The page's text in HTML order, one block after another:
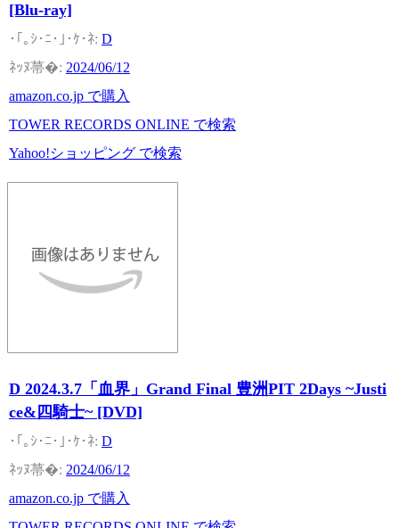
[Blu-ray]
D
2024/06/12
amazon.co.jp で購入
TOWER RECORDS ONLINE で検索
Yahoo!ショッピング で検索
D 2024.3.7「血界」Grand Final 豊洲PIT 2Days ~Justi
ce&四騎士~ [DVD]
D
2024/06/12
amazon.co.jp で購入